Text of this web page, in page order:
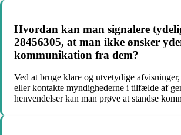
Hvordan kan man signalere
28456305, at man ikke ønsker
kommunikation fra dem?
Ved at bruge klare og utvetydige
eller kontakte myndighederne i tilfælde af
henvendelser kan man prøve at standse